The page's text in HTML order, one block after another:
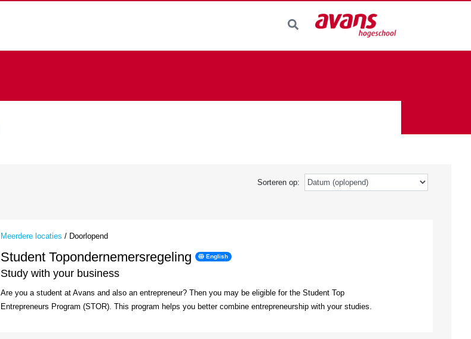
Sorteren op:
Meerdere locaties / Doorlopend
Student Topondernemersregeling English
Study with your business
Are you a student at Avans and also an entrepreneur? Then you may be eligible for the Student Top
Entrepreneurs Program (STOR). This program helps you better combine entrepreneurship with your studies.